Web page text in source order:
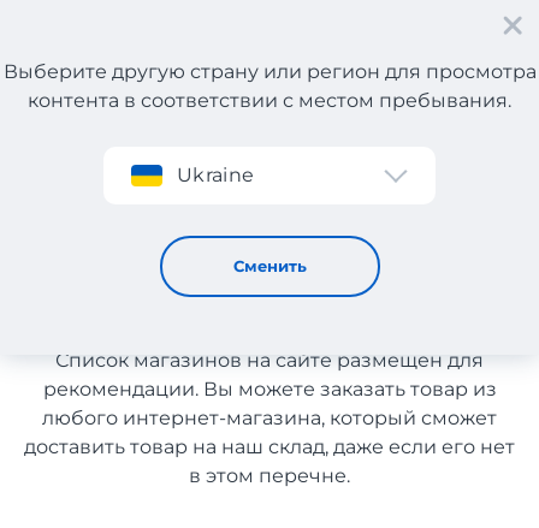
Регистрация
Выберите другую страну или регион для просмотра
контента в соответствии с местом пребывания.
Ukraine
Сменить
Мужские товары из Канады с доставкой в Украину
Мужские товары из Канады с
доставкой в Украину
Список магазинов на сайте размещен для
рекомендации. Вы можете заказать товар из
любого интернет-магазина, который сможет
доставить товар на наш склад, даже если его нет
в этом перечне.